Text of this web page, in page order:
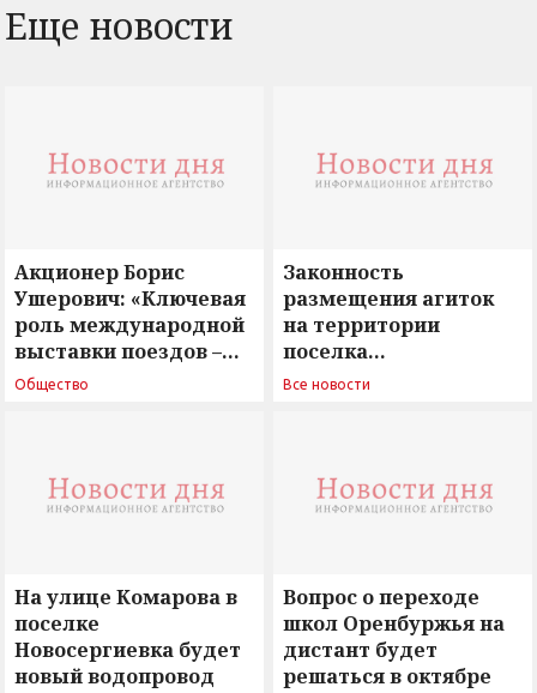
Еще новости
Акционер Борис
Ушерович: «Ключевая
роль международной
выставки поездов –
поиск ответов на
Общество
Законность
размещения агиток
на территории
поселка
Новосергиевка
Все новости
На улице Комарова в
поселке
Новосергиевка будет
новый водопровод
Вопрос о переходе
школ Оренбуржья на
дистант будет
решаться в октябре